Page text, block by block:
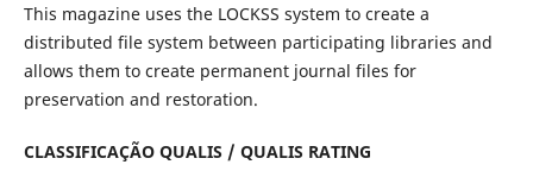
This magazine uses the LOCKSS system to create a
distributed file system between participating libraries and
allows them to create permanent journal files for
preservation and restoration.
CLASSIFICAÇÃO QUALIS / QUALIS RATING